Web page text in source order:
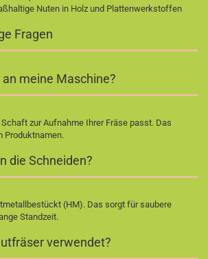
Nuten in Holz und Plattenwerkstoffen
Fragen
meine Maschine?
zur Aufnahme Ihrer Fräse passt. Das
Produktnamen.
die Schneiden?
(HM). Das sorgt für saubere
Standzeit.
verwendet?